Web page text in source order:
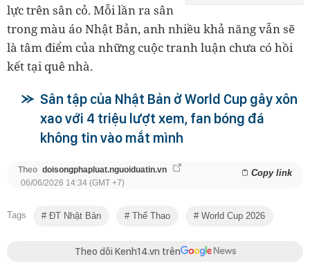
lực trên sân cỏ. Mỗi lần ra sân
trong màu áo Nhật Bản, anh nhiều khả năng vẫn sẽ
là tâm điểm của những cuộc tranh luận chưa có hồi
kết tại quê nhà.
Sân tập của Nhật Bản ở World Cup gây xôn
xao với 4 triệu lượt xem, fan bóng đá
không tin vào mắt mình
Theo doisongphapluat.nguoiduatin.vn Copy link
06/06/2026 14:34 (GMT +7)
Tags ĐT Nhật Bản Thể Thao World Cup 2026
Theo dõi Kenh14.vn trên